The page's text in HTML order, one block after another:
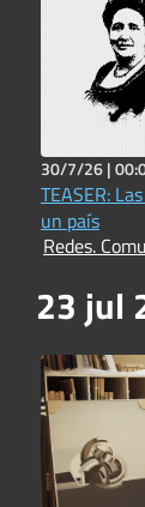
30/7/26 |
TEASER:
un país
Redes.
23 jul